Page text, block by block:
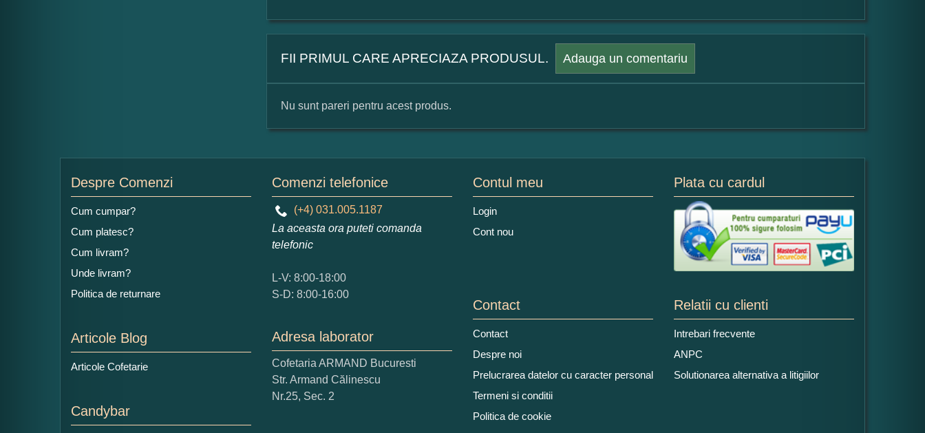
FII PRIMUL CARE APRECIAZA PRODUSUL. Adauga un comentariu
Numele dumneavoastra:
Adaugati o parere despre acest produs:
Ce nota acordati acestui produs?
1 2 3 4
Nu tocmai bun
Nu sunt pareri pentru acest produs.
Despre Comenzi
Cum cumpar?
Cum platesc?
Cum livram?
Unde livram?
Politica de returnare
Articole Blog
Articole Cofetarie
Candybar
Comenzi telefonice
(+4) 031.005.1187
La aceasta ora puteti comanda
telefonic
L-V: 8:00-18:00
S-D: 8:00-16:00
Adresa laborator
Cofetaria ARMAND Bucuresti
Str. Armand Călinescu
Nr.25, Sec. 2
Contul meu
Login
Cont nou
Plata cu cardul
Contact
Contact
Despre noi
Prelucrarea datelor cu caracter personal
Termeni si conditii
Politica de cookie
Relatii cu clienti
Intrebari frecvente
ANPC
Solutionarea alternativa a litigiilor